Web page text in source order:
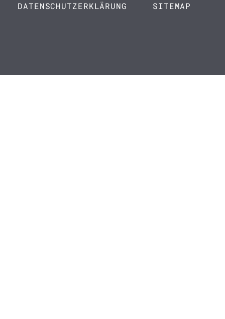
DATENSCHUTZERKLÄRUNG
SITEMAP